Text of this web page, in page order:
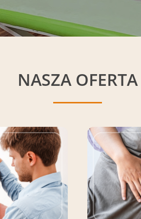
NASZA OFERTA